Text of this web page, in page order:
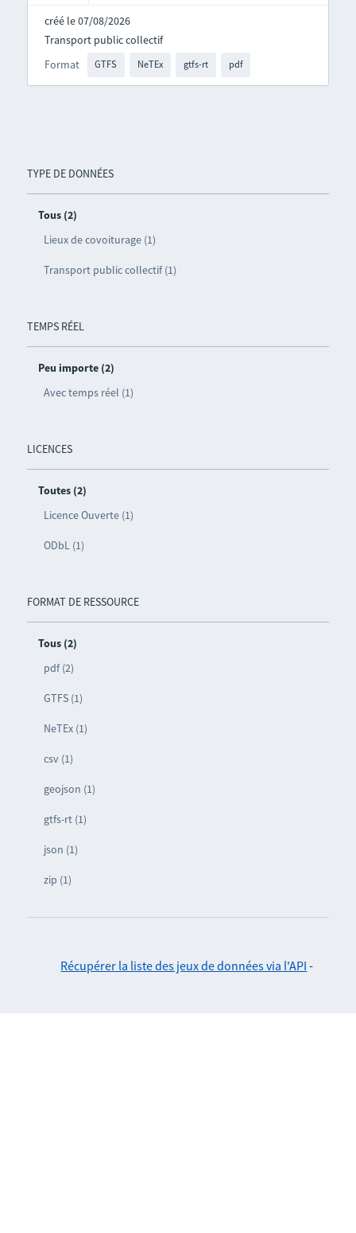
TYPE DE DONNÉES
Tous (2)
Lieux de covoiturage (1)
Transport public collectif (1)
TEMPS RÉEL
Peu importe (2)
Avec temps réel (1)
LICENCES
Toutes (2)
Licence Ouverte (1)
ODbL (1)
FORMAT DE RESSOURCE
Tous (2)
pdf (2)
GTFS (1)
NeTEx (1)
csv (1)
geojson (1)
gtfs-rt (1)
json (1)
zip (1)
créé le 07/08/2026
Format GTFS NeTEx gtfs-rt pdf
Transport public collectif
Récupérer la liste des jeux de données via l'API -